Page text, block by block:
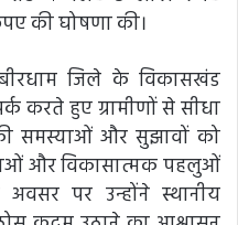
की घोषणा की।
जिले के विकासखंड
करते हुए ग्रामीणों से सीधा
की समस्याओं और सुझावों को
और विकासात्मक पहलुओं
पर उन्होंने स्थानीय